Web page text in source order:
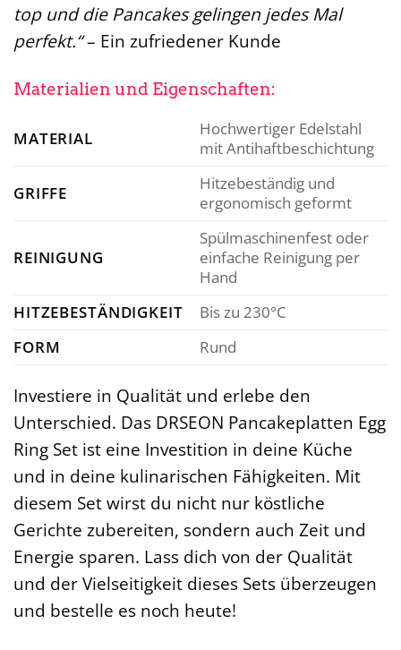
top und die Pancakes gelingen jedes Mal
perfekt.“– Ein zufriedener Kunde
Materialien und Eigenschaften:
MATERIAL
Hochwertiger Edelstahl
mit Antihaftbeschichtung
GRIFFE
Hitzebeständig und
ergonomisch geformt
REINIGUNG
Spülmaschinenfest oder
einfache Reinigung per
Hand
HITZEBESTÄNDIGKEIT
Bis zu 230°C
FORM
Rund
Investiere in Qualität und erlebe den
Unterschied. Das DRSEON Pancakeplatten Egg
Ring Set ist eine Investition in deine Küche
und in deine kulinarischen Fähigkeiten. Mit
diesem Set wirst du nicht nur köstliche
Gerichte zubereiten, sondern auch Zeit und
Energie sparen. Lass dich von der Qualität
und der Vielseitigkeit dieses Sets überzeugen
und bestelle es noch heute!